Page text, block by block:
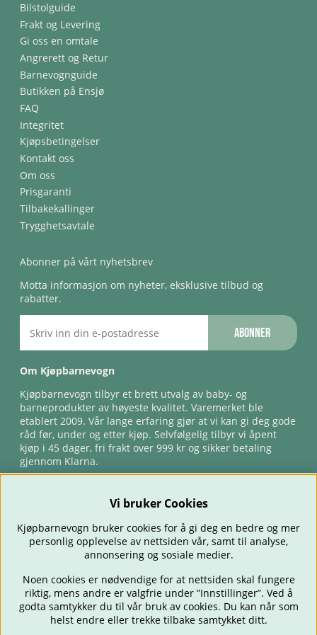
Bilstolguide
Frakt og Levering
Gi oss en omtale
Angrerett og Retur
Barnevognguide
Butikken på Ensjø
FAQ
Integritet
Kjøpsbetingelser
Kontakt oss
Om oss
Prisgaranti
Tilbakekallinger
Trygghetsavtale
Abonner på vårt nyhetsbrev
Motta informasjon om nyheter, eksklusive tilbud og
rabatter.
Abonner
Om Kjøpbarnevogn
Kjøpbarnevogn tilbyr et brett utvalg av baby- og
barneprodukter av høyeste kvalitet. Varemerket ble
etablert 2009. Vår lange erfaring gjør at vi kan gi deg gode
råd før, under og etter kjøp. Selvfølgelig tilbyr vi åpent
kjøp i 45 dager, fri frakt over 999 kr og sikker betaling
gjennom Klarna.
BARNEVOGNER BILSTOLER BABY SPISE & MATE
REISE
FORELDRE
BARNEROMMET LEKER TILBUD
OUTLET
Vi bruker Cookies
Kjøpbarnevogn bruker cookies for å gi deg en bedre og mer
personlig opplevelse av nettsiden vår, samt til analyse,
annonsering og sosiale medier.
Noen cookies er nødvendige for at nettsiden skal fungere
riktig, mens andre er valgfrie under ”Innstillinger”. Ved å
godta samtykker du til vår bruk av cookies. Du kan når som
helst endre eller trekke tilbake samtykket ditt.